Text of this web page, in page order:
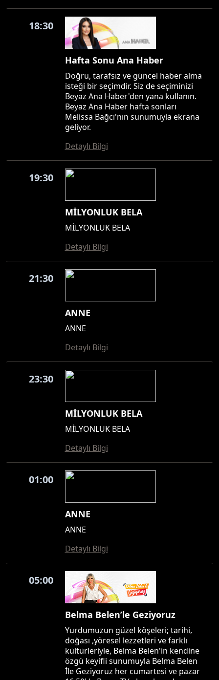
18:30
Hafta Sonu Ana Haber
Doğru, tarafsız ve güncel haber alma
isteği bir seçimdir. Siz de seçiminizi
Beyaz Ana Haber'den yana kullanın.
Beyaz Ana Haber hafta sonları
Melissa Bağcı'nın sunumuyla ekrana
geliyor.
Detaylı Bilgi
19:30
MİLYONLUK BELA
MİLYONLUK BELA
Detaylı Bilgi
21:30
ANNE
ANNE
Detaylı Bilgi
23:30
MİLYONLUK BELA
MİLYONLUK BELA
Detaylı Bilgi
01:00
ANNE
ANNE
Detaylı Bilgi
05:00
Belma Belen’le Geziyoruz
Yurdumuzun güzel köşeleri; tarihi,
doğası ,yöresel lezzetleri ve farklı
kültürleriyle, Belma Belen'in kendine
özgü keyifli sunumuyla Belma Belen
İle Geziyoruz her cumartesi ve pazar